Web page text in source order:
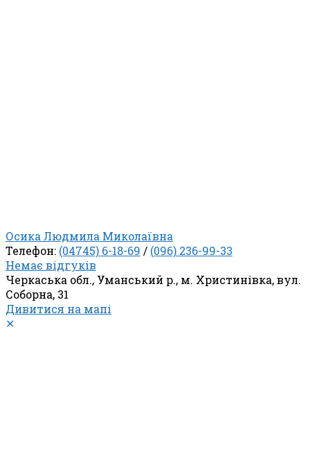
Осика Людмила Миколаївна
Телефон: (04745) 6-18-69 / (096) 236-99-33
Немає відгуків
Черкаська обл., Уманський р., м. Христинівка, вул.
Соборна, 31
Дивитися на мапі
✕